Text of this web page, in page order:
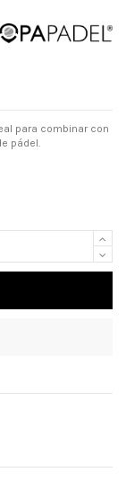
para combinar con
pádel.